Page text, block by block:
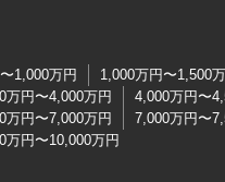
1,000万円 1,000万円〜1,500
万円〜4,000万円
4,000万円〜
万円〜7,000万円
7,000万円〜
万円〜10,000万円